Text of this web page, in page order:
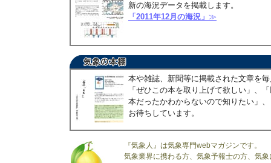
新の海況データを掲載します。
「2011年12月の海況」 ≫
本や雑誌、新聞等に掲載された文章を
「ぜひこの本を取り上げて欲しい」、
本だったかわからないので知りたい」
お待ちしています。
『気象人』は気象専門webマガジンです。
気象業界に携わる方、気象予報士の方、気